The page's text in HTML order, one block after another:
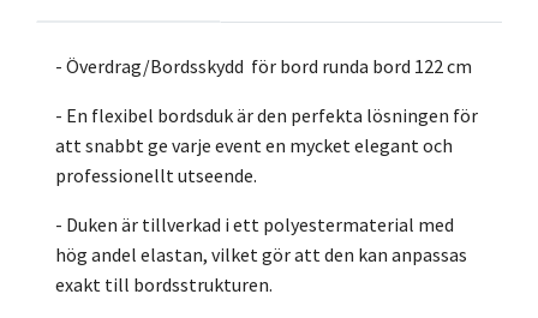
- Överdrag/Bordsskydd för bord runda bord 122 cm
- En flexibel bordsduk är den perfekta lösningen för
att snabbt ge varje event en mycket elegant och
professionellt utseende.
- Duken är tillverkad i ett polyestermaterial med
hög andel elastan, vilket gör att den kan anpassas
exakt till bordsstrukturen.